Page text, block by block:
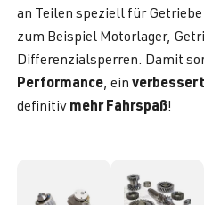
an Teilen speziell für
zum Beispiel Motorlager,
Differenzialsperren. Damit
Performance, ein
definitiv mehr Fahrspaß!